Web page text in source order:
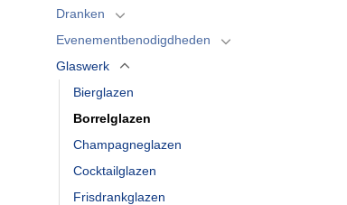
Dranken
Evenementbenodigdheden
Glaswerk
Bierglazen
Borrelglazen
Champagneglazen
Cocktailglazen
Frisdrankglazen